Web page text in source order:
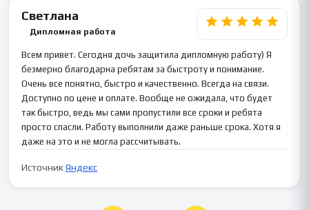
Светлана
Дипломная работа
Всем привет. Сегодня дочь защитила дипломную работу) Я
безмерно благодарна ребятам за быстроту и понимание.
Очень все понятно, быстро и качественно. Всегда на связи.
Доступно по цене и оплате. Вообще не ожидала, что будет
так быстро, ведь мы сами пропустили все сроки и ребята
просто спасли. Работу выполнили даже раньше срока. Хотя я
даже на это и не могла рассчитывать.
ИсточникЯндекс